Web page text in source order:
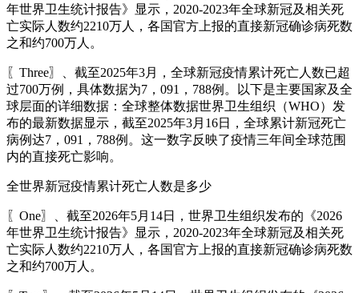
年世界卫生统计报告》显示，2020-2023年全球新冠及相关死
亡实际人数约2210万人，各国官方上报的直接新冠确诊病死数
之和约700万人。
〖Three〗、截至2025年3月，全球新冠疫情累计死亡人数已超
过700万例，具体数据为7，091，788例。以下是主要国家及全
球层面的详细数据：全球整体数据世界卫生组织（WHO）发
布的最新数据显示，截至2025年3月16日，全球累计新冠死亡
病例达7，091，788例。这一数字反映了疫情三年间全球范围
内的直接死亡影响。
全世界新冠疫情累计死亡人数是多少
〖One〗、截至2026年5月14日，世界卫生组织发布的《2026
年世界卫生统计报告》显示，2020-2023年全球新冠及相关死
亡实际人数约2210万人，各国官方上报的直接新冠确诊病死数
之和约700万人。